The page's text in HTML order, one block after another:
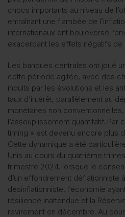
chocs importants au niveau de
entraînant une flambée de
internationaux ont bouleversé
exacerbant les effets négatifs
Les banques centrales ont joué
cette période agitée, avec des
induits par les évolutions et les
taux d’intérêt, parallèlement au
monétaires non
l’assouplissement quantitatif. Par
timing » est devenu encore plus
Cette dynamique a été
Unis au cours du quatrième
trimestre 2024, lorsque le
d’un effondrement déflationniste
désinflationniste, l’économie
résilience inattendue et la
revirement en décembre. Au